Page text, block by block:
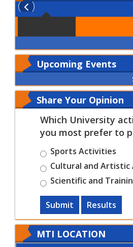
Upcoming Events
Share Your Opinion
Which University
you most prefer to
Sports Activities
Cultural and
Scientific and
Submit Results
MTI LOCATION